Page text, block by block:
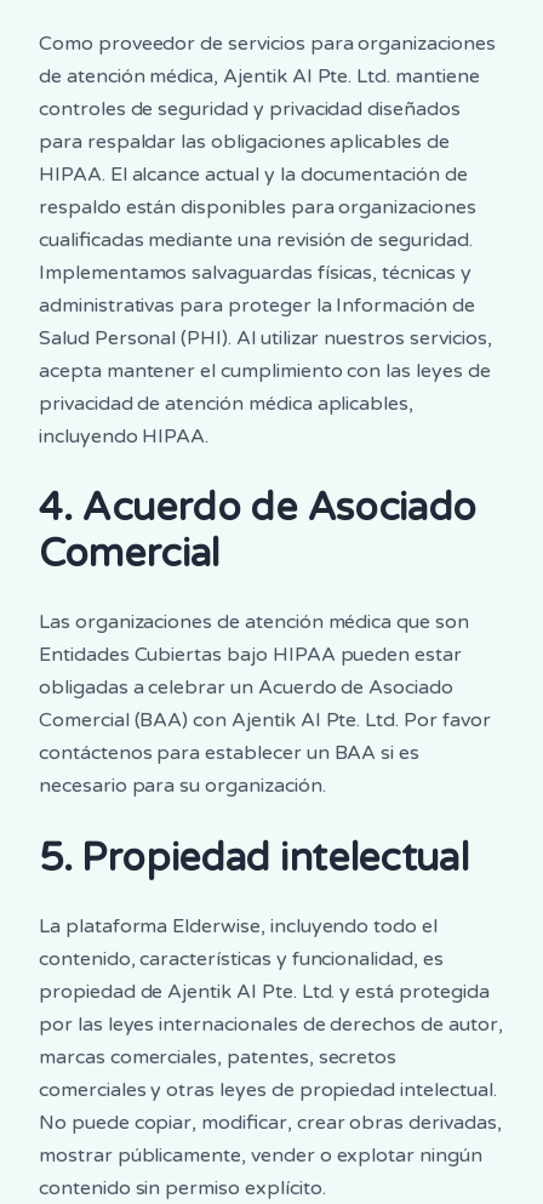
Como proveedor de servicios para organizaciones
de atención médica, Ajentik AI Pte. Ltd. mantiene
controles de seguridad y privacidad diseñados
para respaldar las obligaciones aplicables de
HIPAA. El alcance actual y la documentación de
respaldo están disponibles para organizaciones
cualificadas mediante una revisión de seguridad.
Implementamos salvaguardas físicas, técnicas y
administrativas para proteger la Información de
Salud Personal (PHI). Al utilizar nuestros servicios,
acepta mantener el cumplimiento con las leyes de
privacidad de atención médica aplicables,
incluyendo HIPAA.
4. Acuerdo de Asociado
Comercial
Las organizaciones de atención médica que son
Entidades Cubiertas bajo HIPAA pueden estar
obligadas a celebrar un Acuerdo de Asociado
Comercial (BAA) con Ajentik AI Pte. Ltd. Por favor
contáctenos para establecer un BAA si es
necesario para su organización.
5. Propiedad intelectual
La plataforma Elderwise, incluyendo todo el
contenido, características y funcionalidad, es
propiedad de Ajentik AI Pte. Ltd. y está protegida
por las leyes internacionales de derechos de autor,
marcas comerciales, patentes, secretos
comerciales y otras leyes de propiedad intelectual.
No puede copiar, modificar, crear obras derivadas,
mostrar públicamente, vender o explotar ningún
contenido sin permiso explícito.